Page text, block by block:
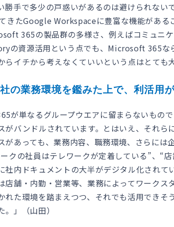
勝手で多少の戸惑いがあるのは避けられない
きたGoogle Workspaceに豊富な機能がある
365の製品群の多様さ、例えばコミュニ
の資源活用という点でも、Microsoft 365な
らイチから考えなくていいという点はとても
の業務環境を鑑みた上で、利活用
が単なるグループウエアに留まらないもの
がバンドルされています。とはいえ、それら
があっても、業務内容、職務環境、さらに
クの社員はテレワークが定着している”、“
社内ドキュメントの大半がデジタル化されて
店舗・内勤・営業等、業務によってワークス
れた環境を踏まえつつ、それでも活用でき
。」（山田）